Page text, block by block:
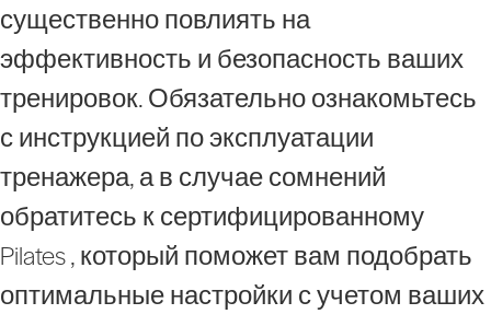
существенно повлиять на
эффективность и безопасность ваших
тренировок. Обязательно ознакомьтесь
с инструкцией по эксплуатации
тренажера, а в случае сомнений
обратитесь к сертифицированному
Pilates , который поможет вам подобрать
оптимальные настройки с учетом ваших